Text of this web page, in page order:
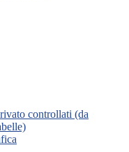
controllati (da